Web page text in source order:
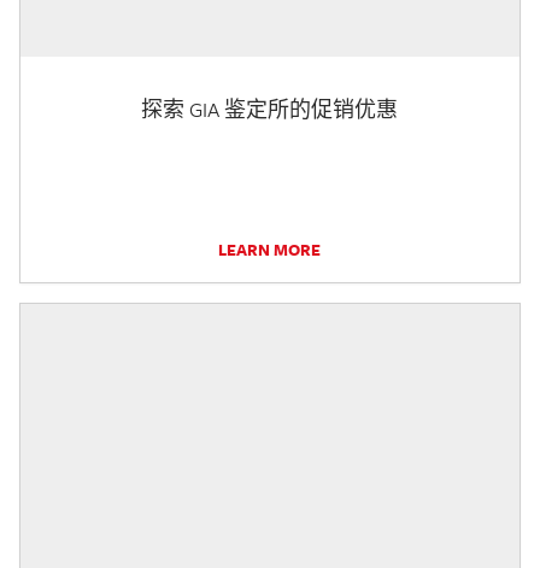
探索 GIA 鉴定所的促销优惠
LEARN MORE